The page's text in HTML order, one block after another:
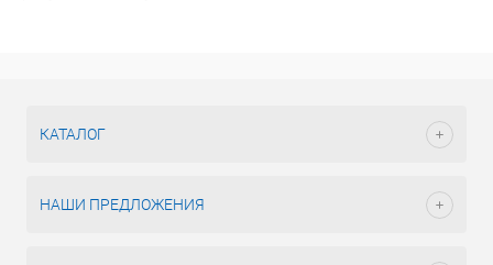
КАТАЛОГ
НАШИ ПРЕДЛОЖЕНИЯ